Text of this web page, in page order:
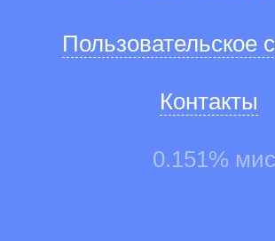
Пользовательское
Контакты
0.151%